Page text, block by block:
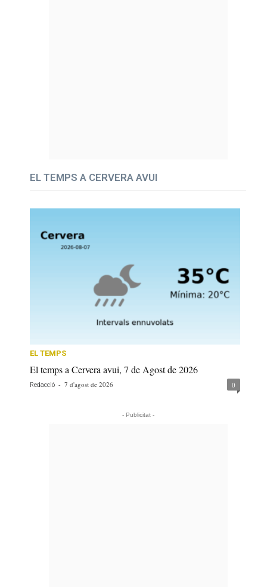
EL TEMPS A CERVERA AVUI
EL TEMPS
El temps a Cervera avui, 7 de Agost de 2026
Redacció - 7 d'agost de 2026 0
- Publicitat -